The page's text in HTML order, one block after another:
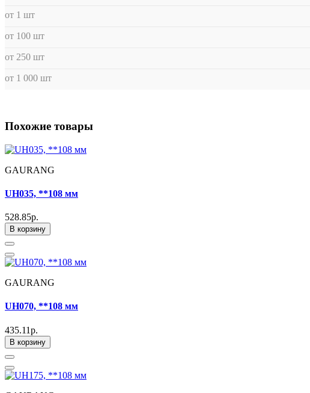
от 1 шт
от 100 шт
от 250 шт
от 1 000 шт
Похожие товары
GAURANG
UH035, **108 мм
528.85р.
В корзину
GAURANG
UH070, **108 мм
435.11р.
В корзину